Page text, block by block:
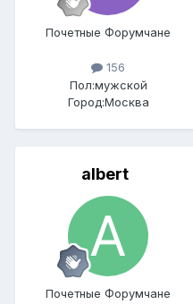
Почетные Форумчане
156
Пол:мужской
Город:Москва
albert
Почетные Форумчане